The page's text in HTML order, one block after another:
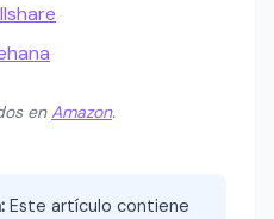
enAmazon.
Este artículo contiene